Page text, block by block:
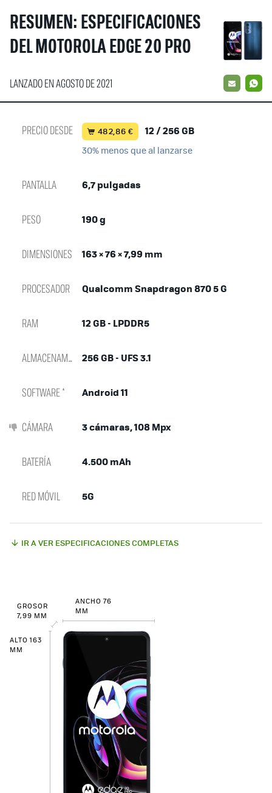
RESUMEN: ESPECIFICACIONES
DEL MOTOROLA EDGE 20 PRO
LANZADO EN AGOSTO DE 2021 EMAIL
PRECIO DESDE 482,86 € 12 / 256 GB
30% menos que al lanzarse
PANTALLA 6,7 pulgadas
PESO 190 g
DIMENSIONES 163 × 76 × 7,99 mm
PROCESADOR Qualcomm Snapdragon 870 5 G
RAM 12 GB - LPDDR5
ALMACENAMIENTO 256 GB - UFS 3.1
SOFTWARE * Android 11
CÁMARA 3 cámaras, 108 Mpx
BATERÍA 4.500 mAh
RED MÓVIL 5G
IR A VER ESPECIFICACIONES COMPLETAS
GROSOR
7,99 MM
ANCHO 76
MM
ALTO 163
MM